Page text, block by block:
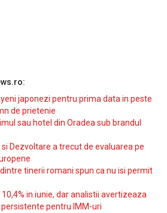
japonezi pentru prima data in peste
de prietenie
sau hotel din Oradea sub brandul
Dezvoltare a trecut de evaluarea pe
tinerii romani spun ca nu isi permit
in iunie, dar analistii avertizeaza
pentru IMM-uri